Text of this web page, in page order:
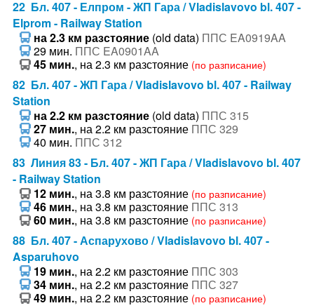
22 Бл. 407 - Елпром - ЖП Гара / Vladislavovo bl. 407 -
Elprom - Railway Station
на 2.3 км разстояние(old data) ППС EA0919AA
29 мин. ППС EA0901AA
45 мин., на 2.3 км разстояние (по разписание)
82 Бл. 407 - ЖП Гара / Vladislavovo bl. 407 - Railway
Station
на 2.2 км разстояние(old data) ППС 315
27 мин., на 2.2 км разстояние ППС 329
40 мин. ППС 312
83 Линия 83 - Бл. 407 - ЖП Гара / Vladislavovo bl. 407
- Railway Station
12 мин., на 3.8 км разстояние (по разписание)
46 мин., на 3.8 км разстояние ППС 313
60 мин., на 3.8 км разстояние (по разписание)
88 Бл. 407 - Аспарухово / Vladislavovo bl. 407 -
Asparuhovo
19 мин., на 2.2 км разстояние ППС 303
34 мин., на 2.2 км разстояние ППС 327
49 мин., на 2.2 км разстояние (по разписание)